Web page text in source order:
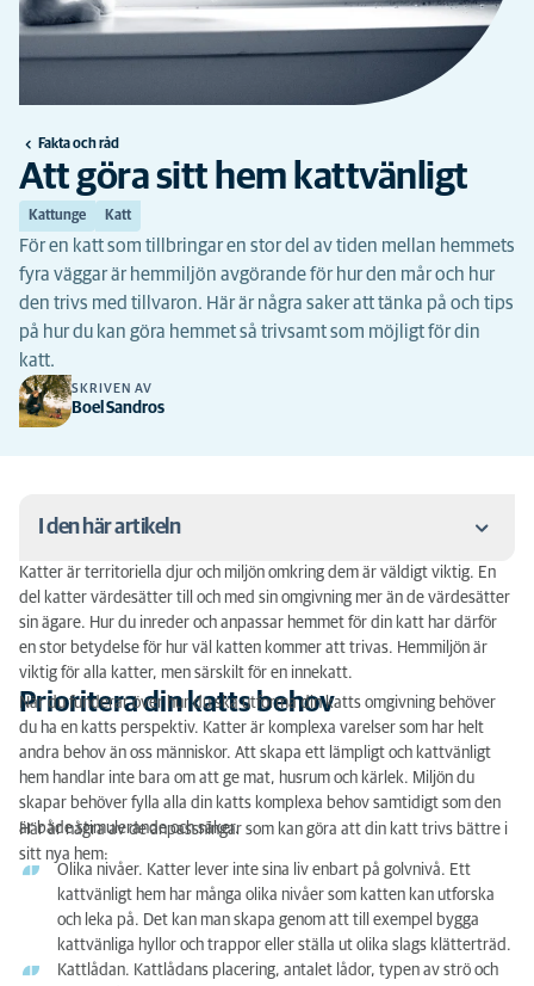
Fakta och råd
Att göra sitt hem kattvänligt
Kattunge Katt
För en katt som tillbringar en stor del av tiden mellan hemmets
fyra väggar är hemmiljön avgörande för hur den mår och hur
den trivs med tillvaron. Här är några saker att tänka på och tips
på hur du kan göra hemmet så trivsamt som möjligt för din
katt.
SKRIVEN AV
Boel Sandros
I den här artikeln
Prioritera din katts behov
Vad är ett kattvänligt hem?
Vatten- och matplats
Sängar och viloplatser
Kattlådan
Stimulans och leksaker
Världen utanför
Katter är territoriella djur och miljön omkring dem är väldigt viktig. En
del katter värdesätter till och med sin omgivning mer än de värdesätter
sin ägare. Hur du inreder och anpassar hemmet för din katt har därför
en stor betydelse för hur väl katten kommer att trivas. Hemmiljön är
viktig för alla katter, men särskilt för en innekatt.
Prioritera din katts behov
När du funderar över hur du ska utforma din katts omgivning behöver
du ha en katts perspektiv. Katter är komplexa varelser som har helt
andra behov än oss människor. Att skapa ett lämpligt och kattvänligt
hem handlar inte bara om att ge mat, husrum och kärlek. Miljön du
skapar behöver fylla alla din katts komplexa behov samtidigt som den
är både stimulerande och säker.
Här är några av de anpassningar som kan göra att din katt trivs bättre i
sitt nya hem:
Olika nivåer. Katter lever inte sina liv enbart på golvnivå. Ett
kattvänligt hem har många olika nivåer som katten kan utforska
och leka på. Det kan man skapa genom att till exempel bygga
kattvänliga hyllor och trappor eller ställa ut olika slags klätterträd.
Kattlådan. Kattlådans placering, antalet lådor, typen av strö och